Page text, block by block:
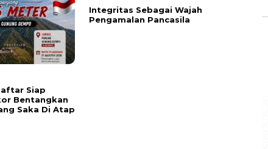
Siap
Bentangkan
Saka Di Atap
Integritas Sebagai Wajah
Pengamalan Pancasila